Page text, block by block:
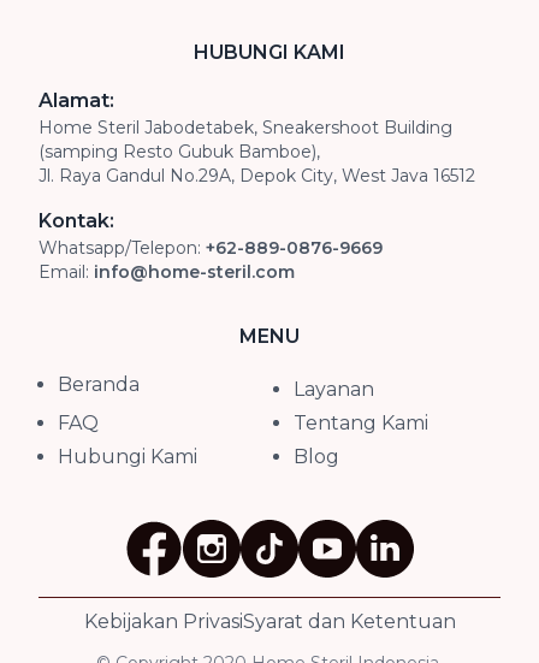
HUBUNGI KAMI
Alamat:
Home Steril Jabodetabek, Sneakershoot Building
(samping Resto Gubuk Bamboe),
Jl. Raya Gandul No.29A, Depok City, West Java 16512
Kontak:
Whatsapp/Telepon: +62-889-0876-9669
Email: info@home-steril.com
MENU
Beranda
Layanan
FAQ
Tentang Kami
Hubungi Kami
Blog
Kebijakan PrivasiSyarat dan Ketentuan